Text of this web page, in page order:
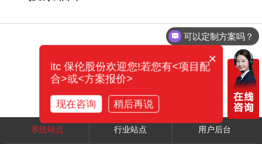
系统站点 行业站点 用户后台
可以定制方案吗？
×
itc 保伦股份欢迎您!若您有<项目配
合>或<方案报价>
现在咨询 稍后再说